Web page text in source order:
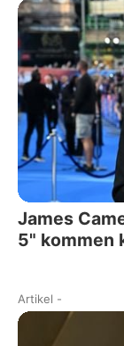
James
5" kommen
Artikel -